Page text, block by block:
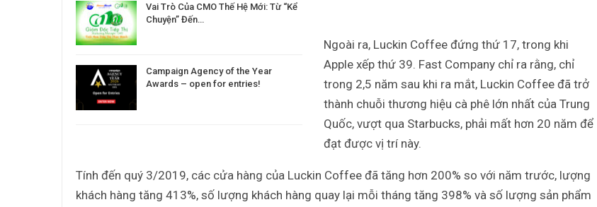
Vai Trò Của CMO Thế Hệ Mới: Từ “Kể
Chuyện” Đến…
Campaign Agency of the Year
Awards – open for entries!
Ngoài ra, Luckin Coffee đứng thứ 17, trong khi
Apple xếp thứ 39. Fast Company chỉ ra rằng, chỉ
trong 2,5 năm sau khi ra mắt, Luckin Coffee đã trở
thành chuỗi thương hiệu cà phê lớn nhất của Trung
Quốc, vượt qua Starbucks, phải mất hơn 20 năm để
đạt được vị trí này.
Tính đến quý 3/2019, các cửa hàng của Luckin Coffee đã tăng hơn 200% so với năm trước, lượng
khách hàng tăng 413%, số lượng khách hàng quay lại mỗi tháng tăng 398% và số lượng sản phẩm